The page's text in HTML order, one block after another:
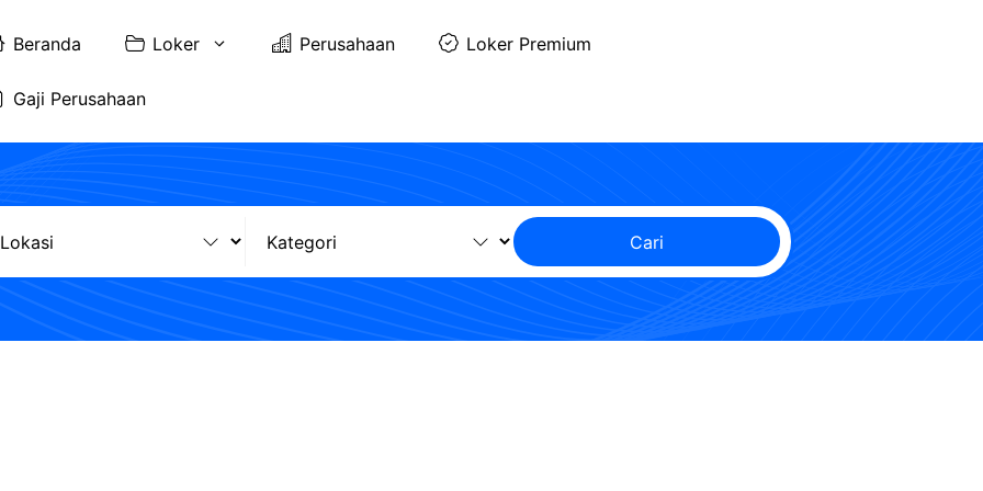
Beranda Loker Perusahaan Loker Premium
Gaji Perusahaan
Cari